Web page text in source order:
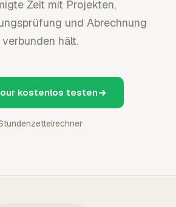
Zeit mit Projekten,
und Abrechnung
verbunden hält.
kostenlos testen